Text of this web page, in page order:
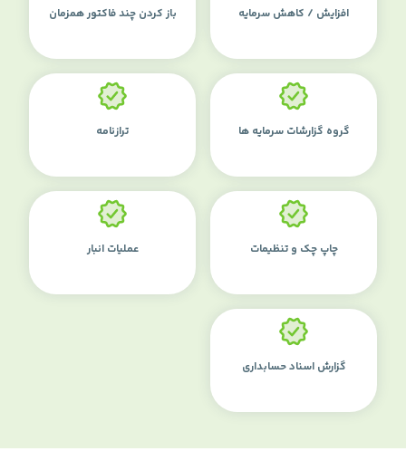
افزایش / کاهش سرمایه باز کردن چند فاکتور همزمان
گروه گزارشات سرمایه ها ترازنامه
چاپ چک و تنظیمات عملیات انبار
گزارش اسناد حسابداری